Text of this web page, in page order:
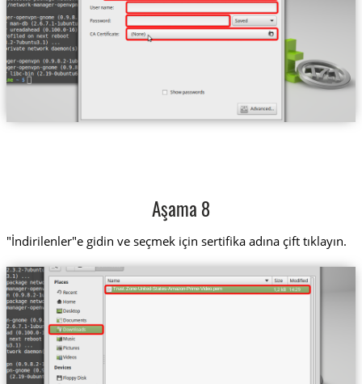
Aşama 8
"İndirilenler"e gidin ve seçmek için sertifika adına çift tıklayın.
Trust.Zone-United-States-Amazon-Prime-Video.pem